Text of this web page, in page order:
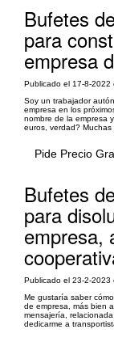
Bufetes
para
empresa
Publicado el 17-8-2022
Soy un trabajador
empresa en los
nombre de la empresa
euros, verdad?
Pide Precio
Bufetes
para
empresa,
Publicado el 23-2-2023
Me gustaría saber
de empresa, más bien
mensajería,
dedicarme a